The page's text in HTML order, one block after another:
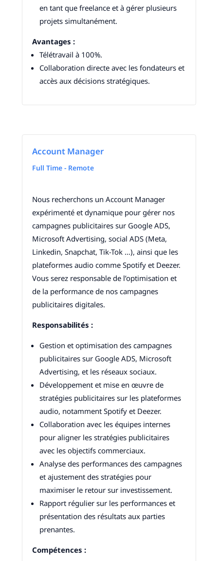
en tant que freelance et à gérer plusieurs
projets simultanément.
Avantages :
Télétravail à 100%.
Collaboration directe avec les fondateurs et
accès aux décisions stratégiques.
Account Manager
Full Time - Remote
Nous recherchons un Account Manager
expérimenté et dynamique pour gérer nos
campagnes publicitaires sur Google ADS,
Microsoft Advertising, social ADS (Meta,
Linkedin, Snapchat, Tik-Tok …), ainsi que les
plateformes audio comme Spotify et Deezer.
Vous serez responsable de l’optimisation et
de la performance de nos campagnes
publicitaires digitales.
Responsabilités :
Gestion et optimisation des campagnes
publicitaires sur Google ADS, Microsoft
Advertising, et les réseaux sociaux.
Développement et mise en œuvre de
stratégies publicitaires sur les plateformes
audio, notamment Spotify et Deezer.
Collaboration avec les équipes internes
pour aligner les stratégies publicitaires
avec les objectifs commerciaux.
Analyse des performances des campagnes
et ajustement des stratégies pour
maximiser le retour sur investissement.
Rapport régulier sur les performances et
présentation des résultats aux parties
prenantes.
Compétences :